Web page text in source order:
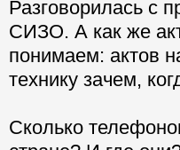
Разговорилась с
СИЗО. А как же
понимаем: актов
технику зачем,
Сколько